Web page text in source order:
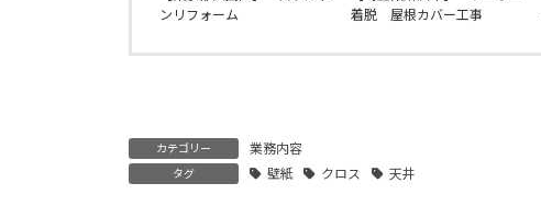
ンリフォーム
着脱 屋根カバー工事
カテゴリー 業務内容
タグ 壁紙 クロス 天井